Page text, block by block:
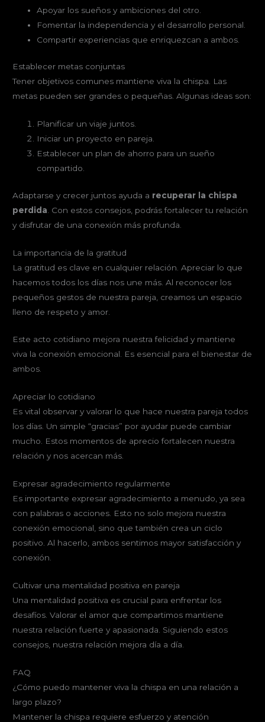
Apoyar los sueños y ambiciones del otro.
Fomentar la independencia y el desarrollo personal.
Compartir experiencias que enriquezcan a ambos.
Establecer metas conjuntas
Tener objetivos comunes mantiene viva la chispa. Las
metas pueden ser grandes o pequeñas. Algunas ideas son:
Planificar un viaje juntos.
Iniciar un proyecto en pareja.
Establecer un plan de ahorro para un sueño
compartido.
Adaptarse y crecer juntos ayuda a recuperar la chispa
perdida . Con estos consejos, podrás fortalecer tu relación
y disfrutar de una conexión más profunda.
La importancia de la gratitud
La gratitud es clave en cualquier relación. Apreciar lo que
hacemos todos los días nos une más. Al reconocer los
pequeños gestos de nuestra pareja, creamos un espacio
lleno de respeto y amor.
Este acto cotidiano mejora nuestra felicidad y mantiene
viva la conexión emocional. Es esencial para el bienestar de
ambos.
Apreciar lo cotidiano
Es vital observar y valorar lo que hace nuestra pareja todos
los días. Un simple “gracias” por ayudar puede cambiar
mucho. Estos momentos de aprecio fortalecen nuestra
relación y nos acercan más.
Expresar agradecimiento regularmente
Es importante expresar agradecimiento a menudo, ya sea
con palabras o acciones. Esto no solo mejora nuestra
conexión emocional, sino que también crea un ciclo
positivo. Al hacerlo, ambos sentimos mayor satisfacción y
conexión.
Cultivar una mentalidad positiva en pareja
Una mentalidad positiva es crucial para enfrentar los
desafíos. Valorar el amor que compartimos mantiene
nuestra relación fuerte y apasionada. Siguiendo estos
consejos, nuestra relación mejora día a día.
FAQ
¿Cómo puedo mantener viva la chispa en una relación a
largo plazo?
Mantener la chispa requiere esfuerzo y atención